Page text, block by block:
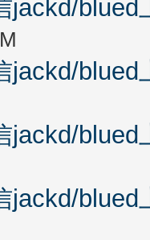
jackd/
jackd/
jackd/
jackd/